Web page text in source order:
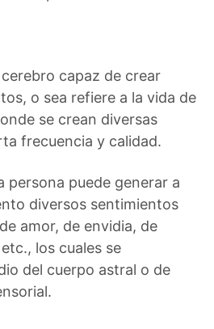
capaz de crear
o sea refiere a la vida de
se crean diversas
frecuencia y calidad.
persona puede generar a
diversos sentimientos
amor, de envidia, de
los cuales se
del cuerpo astral o de